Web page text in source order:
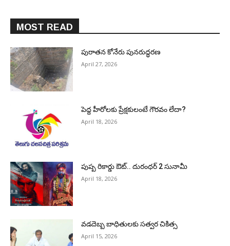
MOST READ
పురాత‌న కోనేరు పున‌రుద్ధ‌ర‌ణ
April 27, 2026
పెద్ద హీరోల‌కు ప్రేక్ష‌కులంటే గౌర‌వం లేదా?
April 18, 2026
పుష్ప రికార్డు ఔట్‌.. దురంధ‌ర్ 2 సునామీ
April 18, 2026
వడదెబ్బ బాధితులకు సత్వర చికిత్స
April 15, 2026